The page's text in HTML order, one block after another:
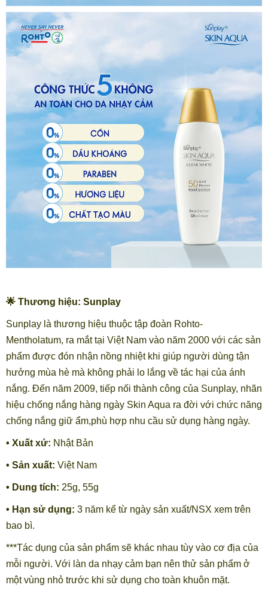
🌟 Thương hiệu: Sunplay
Sunplay là thương hiệu thuộc tập đoàn Rohto-
Mentholatum, ra mắt tại Việt Nam vào năm 2000 với các sản
phẩm được đón nhận nồng nhiệt khi giúp người dùng tận
hưởng mùa hè mà không phải lo lắng về tác hại của ánh
nắng. Đến năm 2009, tiếp nối thành công của Sunplay, nhãn
hiệu chống nắng hàng ngày Skin Aqua ra đời với chức năng
chống nắng giữ ẩm,phù hợp nhu cầu sử dụng hàng ngày.
• Xuất xứ: Nhật Bản
• Sản xuất: Việt Nam
• Dung tích: 25g, 55g
• Hạn sử dụng: 3 năm kể từ ngày sản xuất/NSX xem trên
bao bì.
***Tác dụng của sản phẩm sẽ khác nhau tùy vào cơ địa của
mỗi người. Với làn da nhạy cảm bạn nên thử sản phẩm ở
một vùng nhỏ trước khi sử dụng cho toàn khuôn mặt.